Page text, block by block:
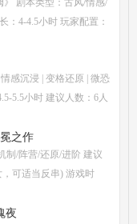
》 剧本类型：古风/情感/
：4-4.5小时 玩家配置：
容，复盘答案仅需2步：
感沉浸 | 变格还原 | 微恐
5.5小时 建议人数：6人
细腻、偏好剧情还原的
之作
制/阵营/还原/进阶 建议
，可适当反串) 游戏时
2愚者的无冕之作》玩家
夜